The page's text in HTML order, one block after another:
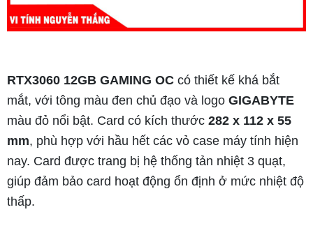
RTX3060 12GB GAMING OC có thiết kế khá bắt
mắt, với tông màu đen chủ đạo và logo GIGABYTE
màu đỏ nổi bật. Card có kích thước 282 x 112 x 55
mm, phù hợp với hầu hết các vỏ case máy tính hiện
nay. Card được trang bị hệ thống tản nhiệt 3 quạt,
giúp đảm bảo card hoạt động ổn định ở mức nhiệt độ
thấp.